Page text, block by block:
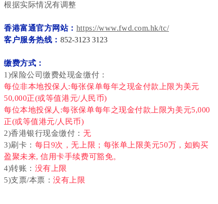
根据实际情况有调整
香港富通官方网站： https://www.fwd.com.hk/tc/
客户服务热线： 852-3123 3123
缴费方式：
1)保险公司缴费处现金缴付：
每位非本地投保人:每张保单每年之现金付款上限为美元
50,000正(或等值港元/人民币)
每位本地投保人:每张保单每年之现金付款上限为美元5,000
正(或等值港元/人民币)
2)香港银行现金缴付： 无
3)刷卡： 每日9次 ，无上限；每张单上限美元50万，如购买
盈聚未来, 信用卡手续费可豁免。
4)转账： 没有上限
5)支票/本票：没有上限